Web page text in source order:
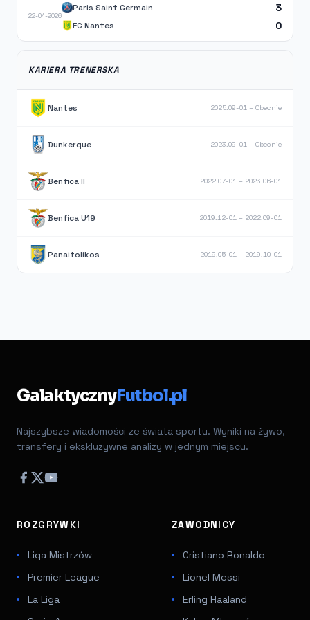
22-04-2026
Paris Saint Germain 3
FC Nantes 0
KARIERA TRENERSKA
Nantes 2025.09-01 – Obecnie
Dunkerque 2023.09-01 – Obecnie
Benfica II 2022.07-01 – 2023.06-01
Benfica U19 2019.12-01 – 2022.09-01
Panaitolikos 2019.05-01 – 2019.10-01
GalaktycznyFutbol.pl
Najszybsze wiadomości ze świata sportu. Wyniki na żywo,
transfery i ekskluzywne analizy w jednym miejscu.
ROZGRYWKI
Liga Mistrzów
Premier League
La Liga
ZAWODNICY
Cristiano Ronaldo
Lionel Messi
Erling Haaland